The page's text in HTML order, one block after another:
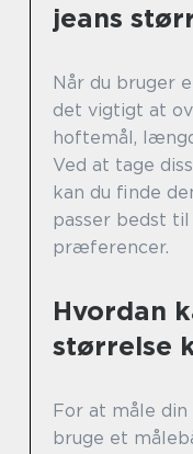
jeans
Når du bruger
det vigtigt at
hoftemål,
Ved at tage
kan du finde
passer bedst
præferencer.
Hvordan
størrelse
For at måle
bruge et